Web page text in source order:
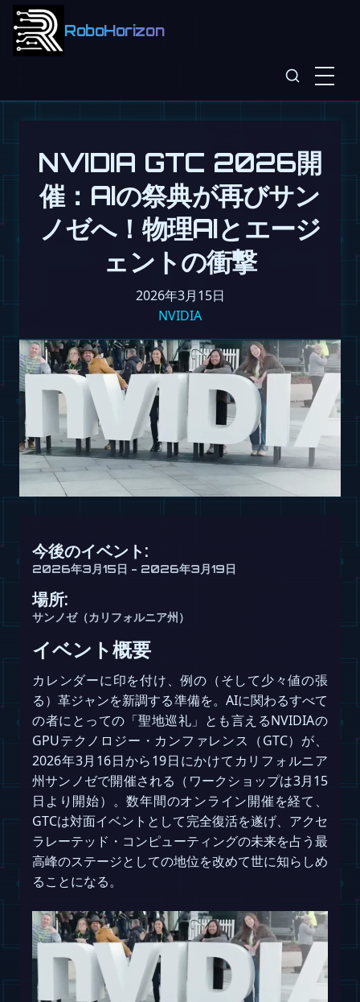
RoboHorizon
NVIDIA GTC 2026開
催：AIの祭典が再びサン
ノゼへ！物理AIとエージ
ェントの衝撃
2026年3月15日
NVIDIA
今後のイベント:
2026年3月15日 - 2026年3月19日
場所:
サンノゼ（カリフォルニア州）
イベント概要
カレンダーに印を付け、例の（そして少々値の張
る）革ジャンを新調する準備を。AIに関わるすべて
の者にとっての「聖地巡礼」とも言えるNVIDIAの
GPUテクノロジー・カンファレンス（GTC）が、
2026年3月16日から19日にかけてカリフォルニア
州サンノゼで開催される（ワークショップは3月15
日より開始）。数年間のオンライン開催を経て、
GTCは対面イベントとして完全復活を遂げ、アクセ
ラレーテッド・コンピューティングの未来を占う最
高峰のステージとしての地位を改めて世に知らしめ
ることになる。